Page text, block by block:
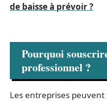
de baisse à prévoir ?
Pourquoi
professionnel ?
Les entreprises